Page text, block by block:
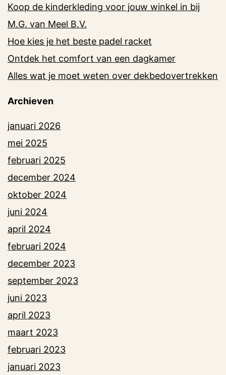
Koop de kinderkleding voor jouw winkel in bij
M.G. van Meel B.V.
Hoe kies je het beste padel racket
Ontdek het comfort van een dagkamer
Alles wat je moet weten over dekbedovertrekken
Archieven
januari 2026
mei 2025
februari 2025
december 2024
oktober 2024
juni 2024
april 2024
februari 2024
december 2023
september 2023
juni 2023
april 2023
maart 2023
februari 2023
januari 2023